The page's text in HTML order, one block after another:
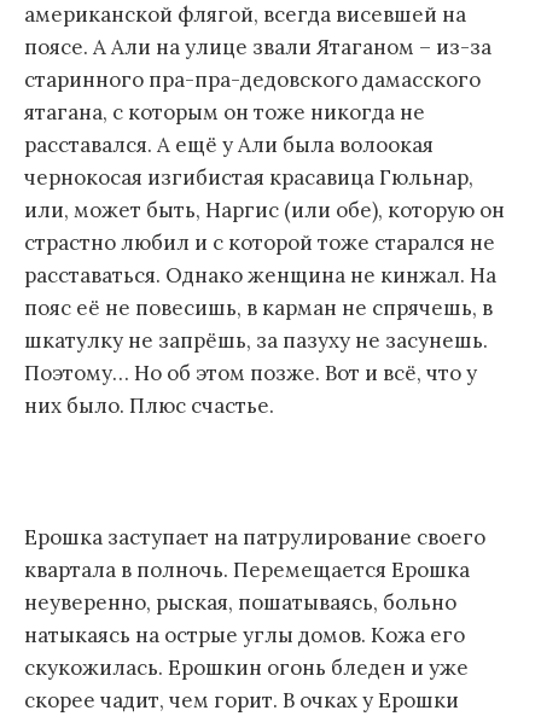
американской флягой, всегда висевшей на
поясе. А Али на улице звали Ятаганом – из-за
старинного пра-пра-дедовского дамасского
ятагана, с которым он тоже никогда не
расставался. А ещё у Али была волоокая
чернокосая изгибистая красавица Гюльнар,
или, может быть, Наргис (или обе), которую он
страстно любил и с которой тоже старался не
расставаться. Однако женщина не кинжал. На
пояс её не повесишь, в карман не спрячешь, в
шкатулку не запрёшь, за пазуху не засунешь.
Поэтому… Но об этом позже. Вот и всё, что у
них было. Плюс счастье.
Ерошка заступает на патрулирование своего
квартала в полночь. Перемещается Ерошка
неуверенно, рыская, пошатываясь, больно
натыкаясь на острые углы домов. Кожа его
скукожилась. Ерошкин огонь бледен и уже
скорее чадит, чем горит. В очках у Ерошки